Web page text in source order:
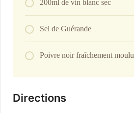
200ml de vin blanc sec
Sel de Guérande
Poivre noir fraîchement moulu
Directions